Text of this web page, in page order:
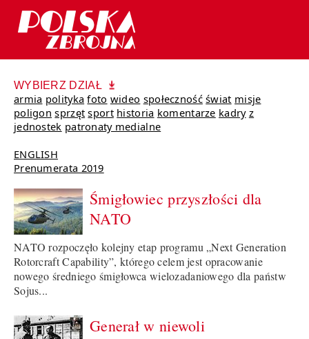
WYBIERZ DZIAŁ
armia polityka foto wideo społeczność świat misje
poligon sprzęt sport historia komentarze kadry z
jednostek patronaty medialne
ENGLISH
Prenumerata 2019
Śmigłowiec przyszłości dla
NATO
NATO rozpoczęło kolejny etap programu „Next Generation
Rotorcraft Capability”, którego celem jest opracowanie
nowego średniego śmigłowca wielozadaniowego dla państw
Sojus...
Generał w niewoli